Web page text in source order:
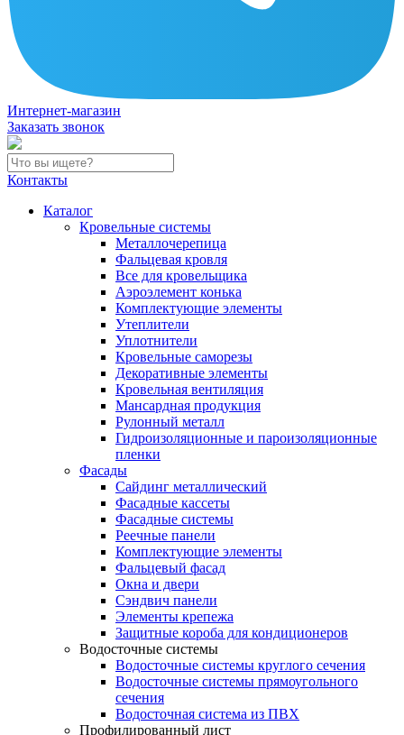
Интернет-магазин
Заказать звонок
Контакты
Каталог
Кровельные системы
Металлочерепица
Фальцевая кровля
Все для кровельщика
Аэроэлемент конька
Комплектующие элементы
Утеплители
Уплотнители
Кровельные саморезы
Декоративные элементы
Кровельная вентиляция
Мансардная продукция
Рулонный металл
Гидроизоляционные и пароизоляционные
пленки
Фасады
Сайдинг металлический
Фасадные кассеты
Фасадные системы
Реечные панели
Комплектующие элементы
Фальцевый фасад
Окна и двери
Сэндвич панели
Элементы крепежа
Защитные короба для кондиционеров
Водосточные системы
Водосточные системы круглого сечения
Водосточные системы прямоугольного
сечения
Водосточная система из ПВХ
Профилированный лист